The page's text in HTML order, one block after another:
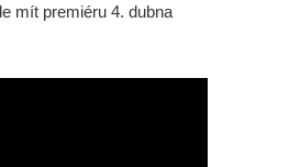
Chan?
mít premiéru 4. dubna